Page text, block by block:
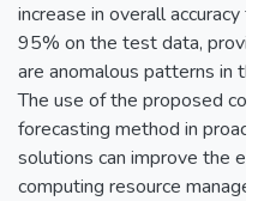
increase in overall accuracy
95% on the test data,
are anomalous patterns in
The use of the proposed
forecasting method in
solutions can improve the
computing resource